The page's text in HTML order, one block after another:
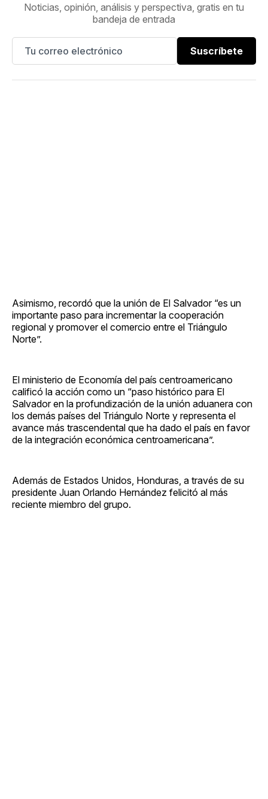
Noticias, opinión, análisis y perspectiva, gratis en tu
bandeja de entrada
Suscríbete
Asimismo, recordó que la unión de El Salvador “es un
importante paso para incrementar la cooperación
regional y promover el comercio entre el Triángulo
Norte”.
El ministerio de Economía del país centroamericano
calificó la acción como un “paso histórico para El
Salvador en la profundización de la unión aduanera con
los demás países del Triángulo Norte y representa el
avance más trascendental que ha dado el país en favor
de la integración económica centroamericana”.
Además de Estados Unidos, Honduras, a través de su
presidente Juan Orlando Hernández felicitó al más
reciente miembro del grupo.